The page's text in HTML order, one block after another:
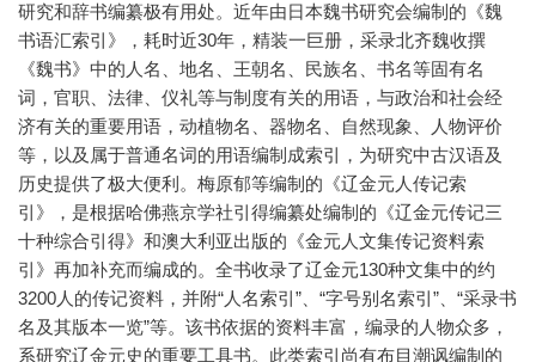
研究和辞书编纂极有用处。近年由日本魏书研究会编制的《魏
书语汇索引》，耗时近30年，精装一巨册，采录北齐魏收撰
《魏书》中的人名、地名、王朝名、民族名、书名等固有名
词，官职、法律、仪礼等与制度有关的用语，与政治和社会经
济有关的重要用语，动植物名、器物名、自然现象、人物评价
等，以及属于普通名词的用语编制成索引，为研究中古汉语及
历史提供了极大便利。梅原郁等编制的《辽金元人传记索
引》，是根据哈佛燕京学社引得编纂处编制的《辽金元传记三
十种综合引得》和澳大利亚出版的《金元人文集传记资料索
引》再加补充而编成的。全书收录了辽金元130种文集中的约
3200人的传记资料，并附“人名索引”、“字号别名索引”、“采录书
名及其版本一览”等。该书依据的资料丰富，编录的人物众多，
系研究辽金元史的重要工具书。此类索引尚有布目潮讽编制的